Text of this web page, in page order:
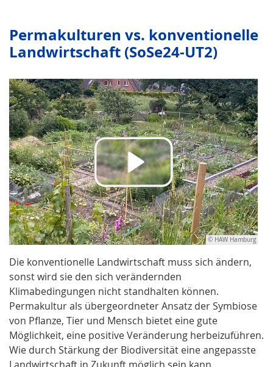
Permakulturen vs. konventionelle
Landwirtschaft (SoSe24-UT2)
© HAW Hamburg
Die konventionelle Landwirtschaft muss sich ändern,
sonst wird sie den sich verändernden
Klimabedingungen nicht standhalten können.
Permakultur als übergeordneter Ansatz der Symbiose
von Pflanze, Tier und Mensch bietet eine gute
Möglichkeit, eine positive Veränderung herbeizuführen.
Wie durch Stärkung der Biodiversität eine angepasste